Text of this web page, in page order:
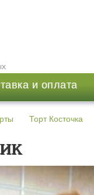
и оплата
Торт Косточка